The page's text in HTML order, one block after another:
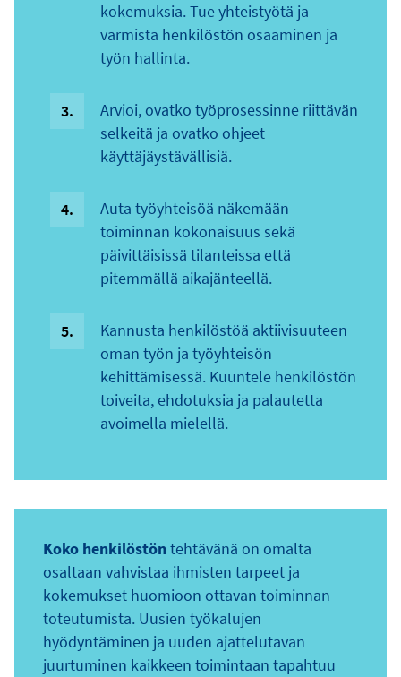
kokemuksia. Tue yhteistyötä ja
varmista henkilöstön osaaminen ja
työn hallinta.
Arvioi, ovatko työprosessinne riittävän
selkeitä ja ovatko ohjeet
käyttäjäystävällisiä.
Auta työyhteisöä näkemään
toiminnan kokonaisuus sekä
päivittäisissä tilanteissa että
pitemmällä aikajänteellä.
Kannusta henkilöstöä aktiivisuuteen
oman työn ja työyhteisön
kehittämisessä. Kuuntele henkilöstön
toiveita, ehdotuksia ja palautetta
avoimella mielellä.
Koko henkilöstöntehtävänä on omalta
osaltaan vahvistaa ihmisten tarpeet ja
kokemukset huomioon ottavan toiminnan
toteutumista. Uusien työkalujen
hyödyntäminen ja uuden ajattelutavan
juurtuminen kaikkeen toimintaan tapahtuu